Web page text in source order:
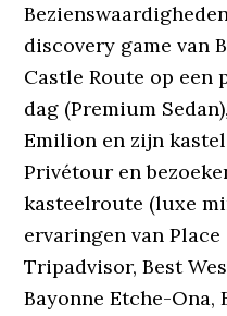
discovery game van
Castle Route op een
dag (Premium
Emilion en zijn
Privétour en
kasteelroute (luxe
ervaringen van
Tripadvisor, Best
Bayonne Etche-